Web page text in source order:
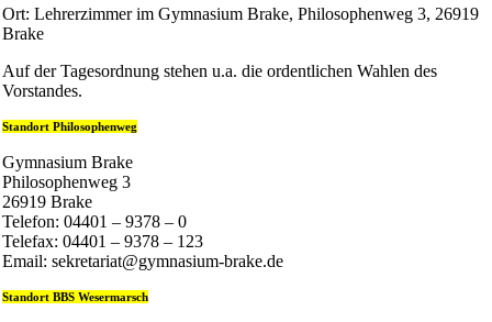
Ort: Lehrerzimmer im Gymnasium Brake, Philosophenweg 3, 26919
Brake
Auf der Tagesordnung stehen u.a. die ordentlichen Wahlen des
Vorstandes.
Standort Philosophenweg
Gymnasium Brake
Philosophenweg 3
26919 Brake
Telefon: 04401 – 9378 – 0
Telefax: 04401 – 9378 – 123
Email: sekretariat@gymnasium-brake.de
Standort BBS Wesermarsch